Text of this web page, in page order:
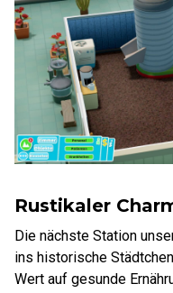
Rustikaler
Die nächste Station
ins historische
Wert auf gesunde